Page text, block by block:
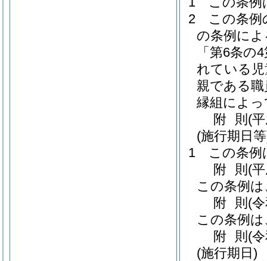
2
この条例
の条例に
「第6条
れている
親である
縁組によ
附 則 (
(施行期日
1
この条例
附 則 (
この条例
附 則 (
この条例
附 則 (
(施行期日)